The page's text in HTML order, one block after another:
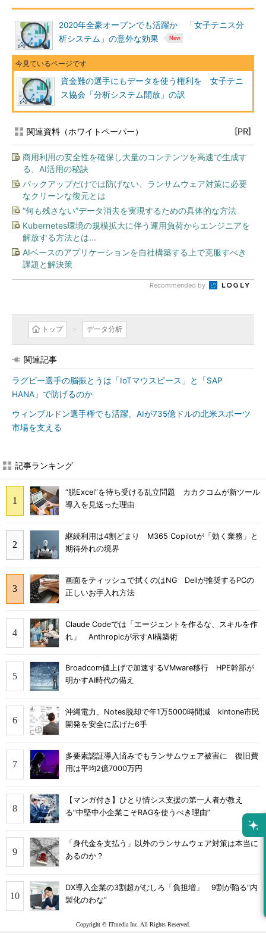
2020年全豪オープンでも活躍か 「女子テニス分
析システム」の意外な効果
資金難の選手にもデータを使う権利を 女子テニ
ス協会「分析システム開放」の訳
関連資料（ホワイトペーパー） [PR]
商用利用の安全性を確保し大量のコンテンツを高速で生成す
る、AI活用の秘訣
バックアップだけでは防げない、ランサムウェア対策に必要
なクリーンな復元とは
“何も残さない”データ消去を実現するための具体的な方法
Kubernetes環境の規模拡大に伴う運用負荷からエンジニアを
解放する方法とは...
AIベースのアプリケーションを自社構築する上で克服すべき
課題と解決策
Recommended by
トップ データ分析
関連記事
ラグビー選手の脳振とうは「IoTマウスピース」と「SAP
HANA」で防げるのか
ウィンブルドン選手権でも活躍、AIが735億ドルの北米スポーツ
市場を支える
記事ランキング
“脱Excel”を待ち受ける乱立問題 カカクコムが新ツール
導入を見送った理由
継続利用は4割どまり M365 Copilotが「効く業務」と
期待外れの境界
画面をティッシュで拭くのはNG Dellが推奨するPCの
正しいお手入れ方法
Claude Codeでは「エージェントを作るな、スキルを作
れ」 Anthropicが示すAI構築術
Broadcom値上げで加速するVMware移行 HPE幹部が
明かすAI時代の備え
沖縄電力、Notes脱却で年1万5000時間減 kintone市民
開発を安全に広げた6手
多要素認証導入済みでもランサムウェア被害に 復旧費
用は平均2億7000万円
【マンガ付き】ひとり情シス支援の第一人者が教え
る”中堅中小企業こそRAGを使うべき理由”
「身代金を支払う」以外のランサムウェア対策は本当に
あるのか？
DX導入企業の3割超がむしろ「負担増」 9割が陥る“内
製化のわな”
Copyright © ITmedia Inc. All Rights Reserved.